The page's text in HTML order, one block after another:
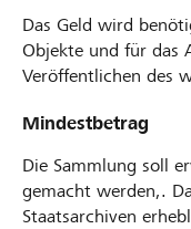
Das Geld wird
Objekte und für das
Veröffentlichen des
Mindestbetrag
Die Sammlung soll
gemacht werden,.
Staatsarchiven